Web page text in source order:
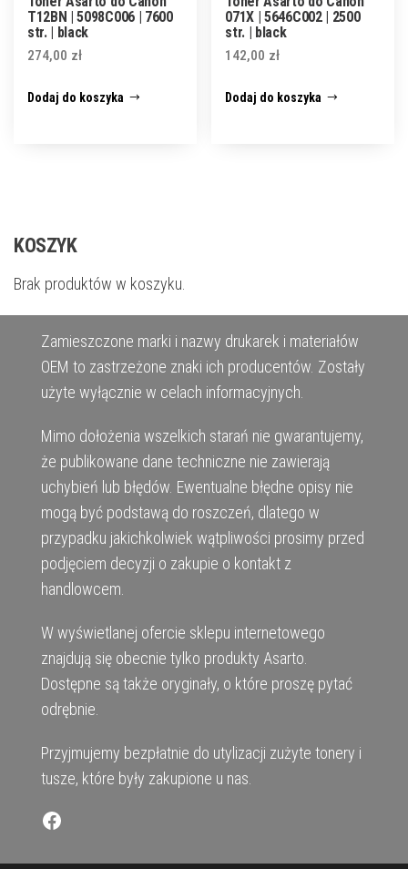
T12BN | 5098C006 | 7600
str. | black
274,00 zł
Dodaj do koszyka
071X | 5646C002 | 2500
str. | black
142,00 zł
Dodaj do koszyka
KOSZYK
Brak produktów w koszyku.
Zamieszczone marki i nazwy drukarek i materiałów
OEM to zastrzeżone znaki ich producentów. Zostały
użyte wyłącznie w celach informacyjnych.
Mimo dołożenia wszelkich starań nie gwarantujemy,
że publikowane dane techniczne nie zawierają
uchybień lub błędów. Ewentualne błędne opisy nie
mogą być podstawą do roszczeń, dlatego w
przypadku jakichkolwiek wątpliwości prosimy przed
podjęciem decyzji o zakupie o kontakt z
handlowcem.
W wyświetlanej ofercie sklepu internetowego
znajdują się obecnie tylko produkty Asarto.
Dostępne są także oryginały, o które proszę pytać
odrębnie.
Przyjmujemy bezpłatnie do utylizacji zużyte tonery i
tusze, które były zakupione u nas.
Facebook